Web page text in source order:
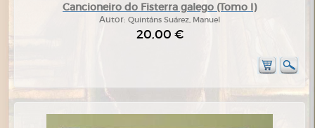
Cancioneiro do Fisterra galego (Tomo I)
Autor: Quintáns Suárez, Manuel
20,00 €